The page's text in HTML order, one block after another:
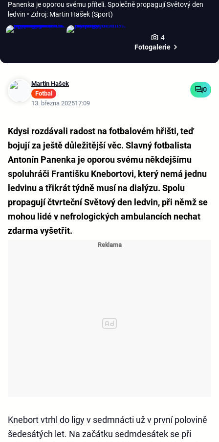
Panenka je oporou svému příteli. Společně propagují Světový den
ledvin • Zdroj: Martin Hašek (Sport)
4
Fotogalerie
Martin Hašek
Fotbal
13. března 202517:09
0
Kdysi rozdávali radost na fotbalovém hřišti, teď
bojují za ještě důležitější věc. Slavný fotbalista
Antonín Panenka je oporou svému někdejšímu
spoluhráči Františku Knebortovi, který nemá jednu
ledvinu a třikrát týdně musí na dialýzu. Spolu
propagují čtvrteční Světový den ledvin, při němž se
mohou lidé v nefrologických ambulancích nechat
zdarma vyšetřit.
Knebort vtrhl do ligy v sedmnácti už v první polovině
šedesátých let. Na začátku sedmdesátek se při